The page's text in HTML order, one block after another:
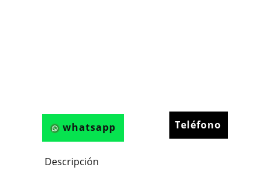
whatsapp Teléfono
Descripción